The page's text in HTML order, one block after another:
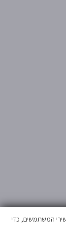
המשתמשים, כדי